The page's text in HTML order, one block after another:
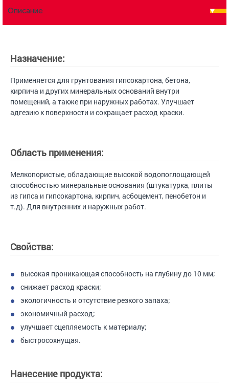
Описание
Назначение:
Применяется для грунтования гипсокартона, бетона,
кирпича и других минеральных оснований внутри
помещений, а также при наружных работах. Улучшает
адгезию к поверхности и сокращает расход краски.
Область применения:
Мелкопористые, обладающие высокой водопоглощающей
способностью минеральные основания (штукатурка, плиты
из гипса и гипсокартона, кирпич, асбоцемент, пенобетон и
т.д). Для внутренних и наружных работ.
Свойства:
высокая проникающая способность на глубину до 10 мм;
снижает расход краски;
экологичность и отсутствие резкого запаха;
экономичный расход;
улучшает сцепляемость к материалу;
быстросохнущая.
Нанесение продукта: